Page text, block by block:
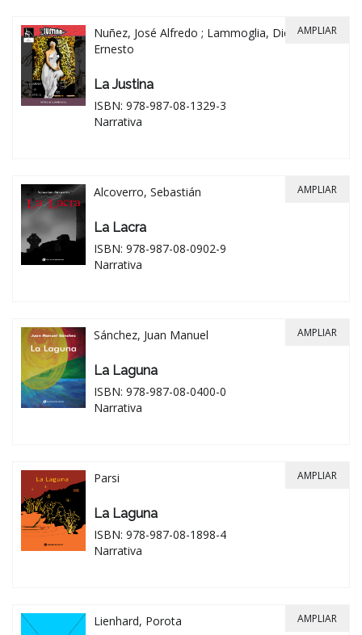
Nuñez, José Alfredo ; Lammoglia, Diego
Ernesto
La Justina
ISBN: 978-987-08-1329-3
Narrativa
AMPLIAR
Alcoverro, Sebastián
La Lacra
ISBN: 978-987-08-0902-9
Narrativa
AMPLIAR
Sánchez, Juan Manuel
La Laguna
ISBN: 978-987-08-0400-0
Narrativa
AMPLIAR
Parsi
La Laguna
ISBN: 978-987-08-1898-4
Narrativa
AMPLIAR
Lienhard, Porota AMPLIAR